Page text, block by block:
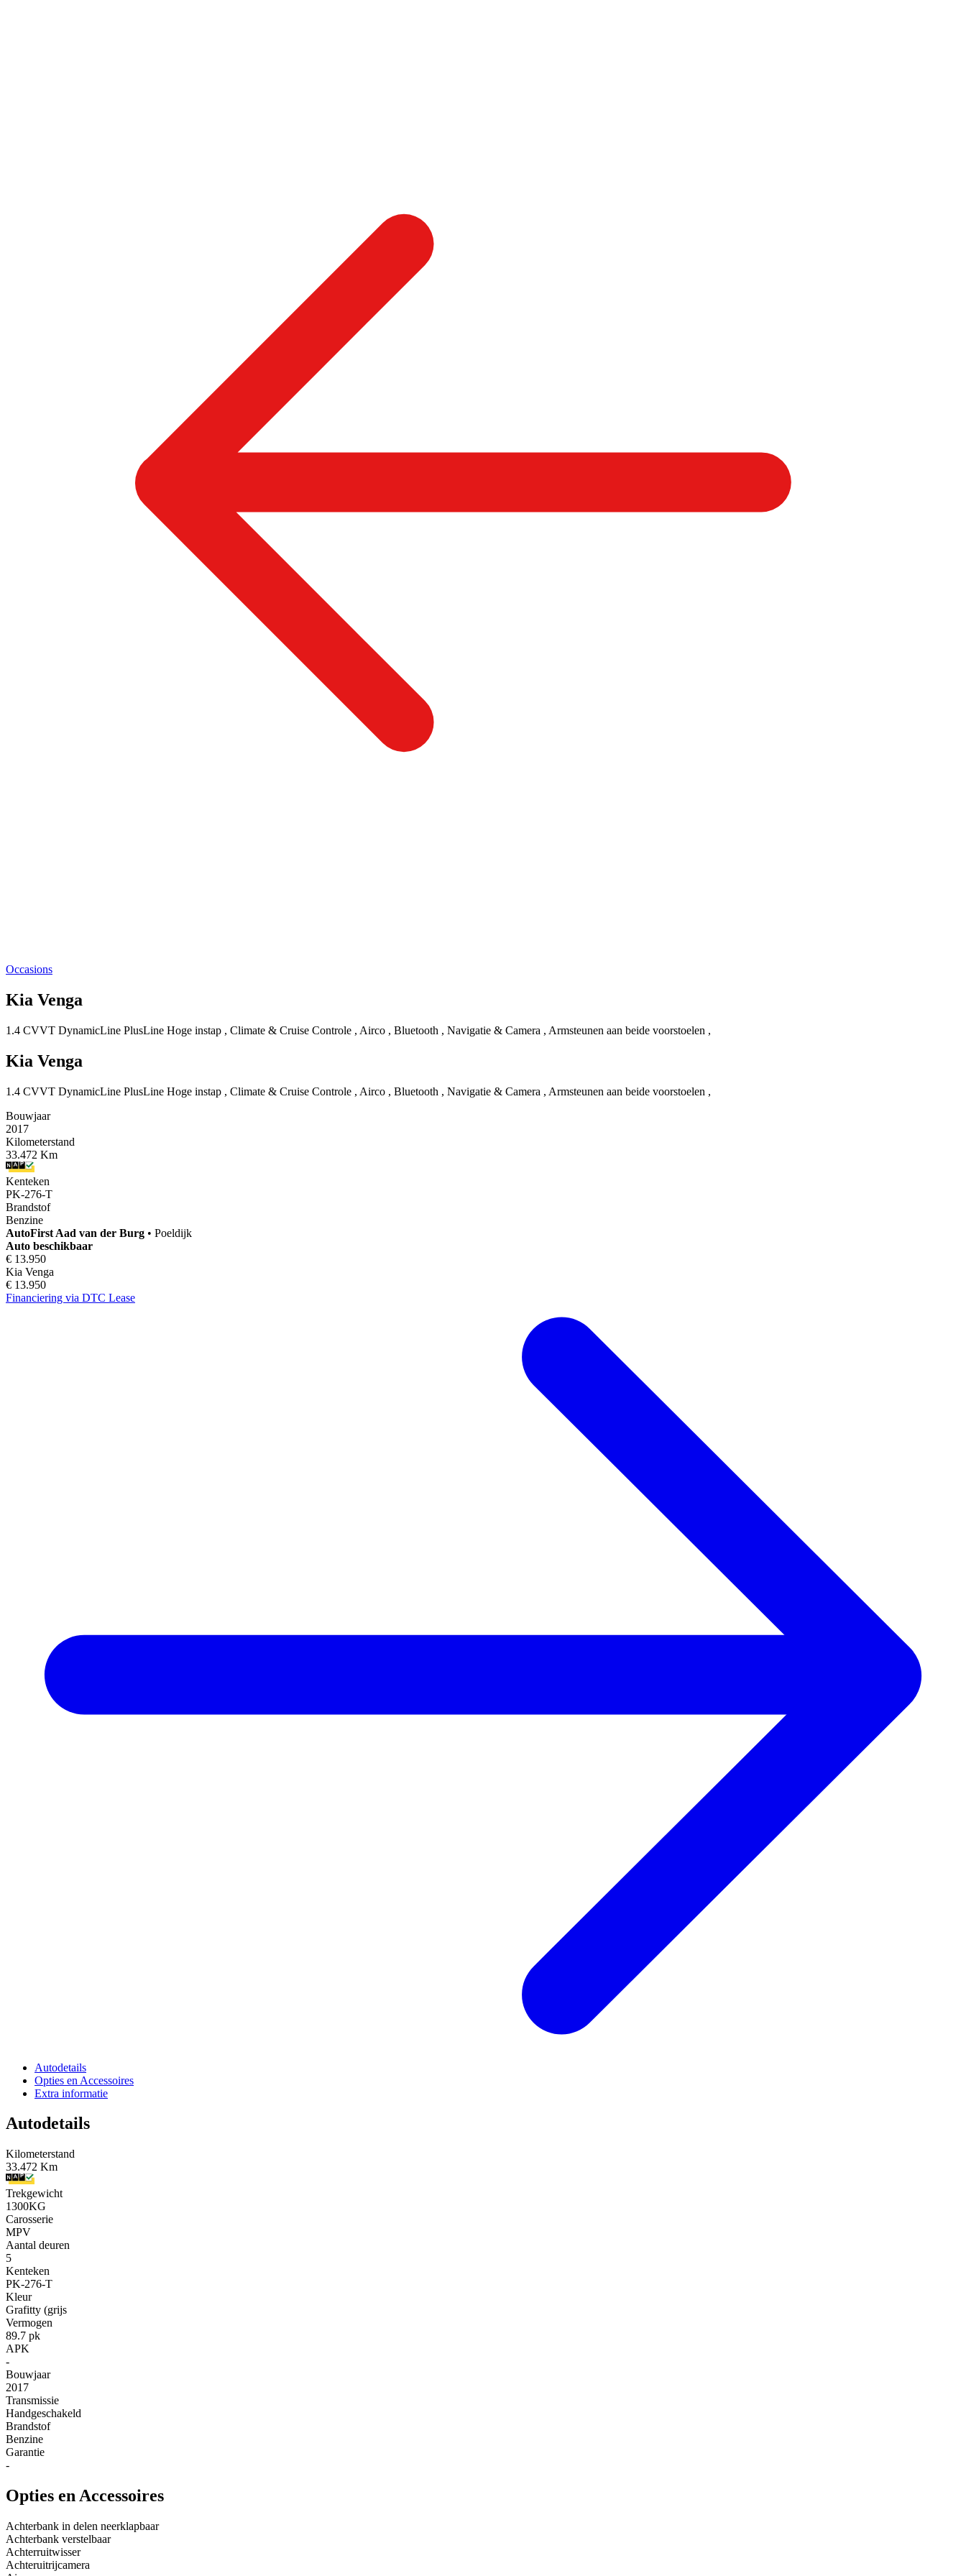
Occasions
Kia Venga
1.4 CVVT DynamicLine PlusLine Hoge instap , Climate & Cruise Controle , Airco , Bluetooth , Navigatie & Camera , Armsteunen aan beide voorstoelen ,
Kia Venga
1.4 CVVT DynamicLine PlusLine Hoge instap , Climate & Cruise Controle , Airco , Bluetooth , Navigatie & Camera , Armsteunen aan beide voorstoelen ,
Bouwjaar
2017
Kilometerstand
33.472 Km
Kenteken
PK-276-T
Brandstof
Benzine
AutoFirst Aad van der Burg • Poeldijk
Auto beschikbaar
€ 13.950
Kia Venga
€ 13.950
Financiering via DTC Lease
Autodetails
Opties en Accessoires
Extra informatie
Autodetails
Kilometerstand
33.472 Km
Trekgewicht
1300KG
Carosserie
MPV
Aantal deuren
5
Kenteken
PK-276-T
Kleur
Grafitty (grijs
Vermogen
89.7 pk
APK
-
Bouwjaar
2017
Transmissie
Handgeschakeld
Brandstof
Benzine
Garantie
-
Opties en Accessoires
Achterbank in delen neerklapbaar
Achterbank verstelbaar
Achterruitwisser
Achteruitrijcamera